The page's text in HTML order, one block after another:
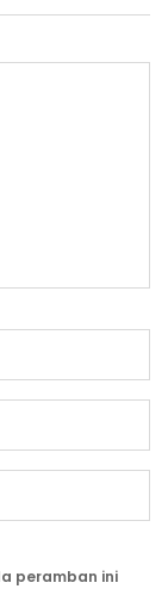
peramban ini